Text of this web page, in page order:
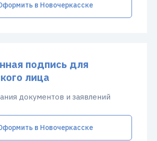
в Новочеркасске
подпись для
лица
документов и заявлений
в Новочеркасске